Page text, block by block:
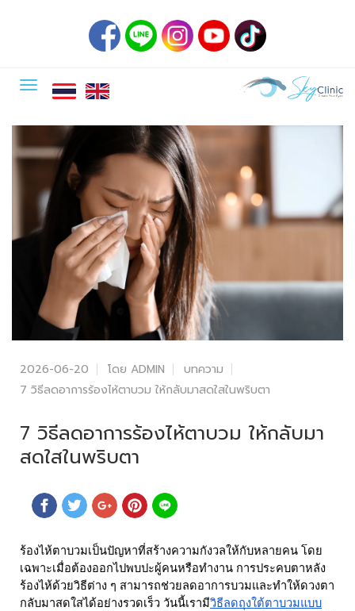
2026-06-20 โดย ADMIN
บทความ
7 วิธีลดอาการร้องไห้ตาบวม ให้กลับมาสดใสในพริบตา
7 วิธีลดอาการร้องไห้ตาบวม ให้กลับมา
สดใสในพริบตา
ร้องไห้ตาบวมเป็นปัญหาที่สร้างความกังวลให้กับหลายคน โดย
เฉพาะเมื่อต้องออกไปพบปะผู้คนหรือทำงาน การประคบตาหลัง
ร้องไห้ด้วยวิธีต่าง ๆ สามารถช่วยลดอาการบวมและทำให้ดวงตา
กลับมาสดใสได้อย่างรวดเร็ว วันนี้เรามีวิธีลดถุงใต้ตาบวมแบบ